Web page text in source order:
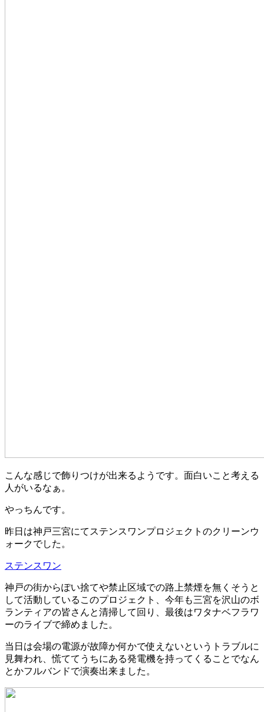
こんな感じで飾りつけが出来るようです。面白いこと考える
人がいるなぁ。
やっちんです。
昨日は神戸三宮にてステンスワンプロジェクトのクリーンウ
ォークでした。
ステンスワン
神戸の街からぽい捨てや禁止区域での路上禁煙を無くそうと
して活動しているこのプロジェクト、今年も三宮を沢山のボ
ランティアの皆さんと清掃して回り、最後はワタナベフラワ
ーのライブで締めました。
当日は会場の電源が故障か何かで使えないというトラブルに
見舞われ、慌ててうちにある発電機を持ってくることでなん
とかフルバンドで演奏出来ました。